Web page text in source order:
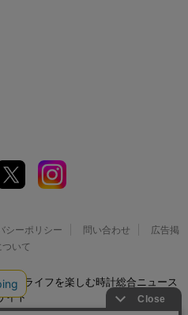
シーポリシー 問い合わせ
広告掲
ついて
チライフを楽しむ時計総合ニュース
イト